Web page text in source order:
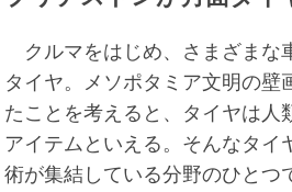
クルマをはじめ、さまざまな
タイヤ。メソポタミア文明の壁
たことを考えると、タイヤは人
アイテムといえる。そんなタイ
術が集結している分野のひとつ